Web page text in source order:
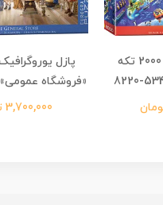
پازل یوروگرافیک 2000 تکه
«فروشگاه عمومی» 5481-8220
3,700,000 تومان